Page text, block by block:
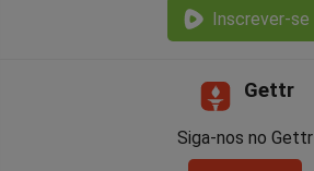
Inscrever-se
Gettr
Siga-nos no Gettr